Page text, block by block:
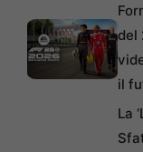
del
il
La